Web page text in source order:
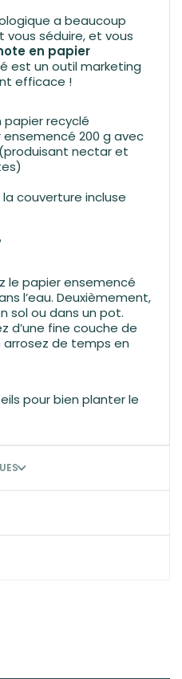
a beaucoup
vous séduire, et vous
en papier
est un outil marketing
efficace !
papier recyclé
200 g avec
nectar et
couverture incluse
le papier ensemencé
l’eau. Deuxièmement,
sol ou dans un pot.
d’une fine couche de
arrosez de temps en
pour bien planter le